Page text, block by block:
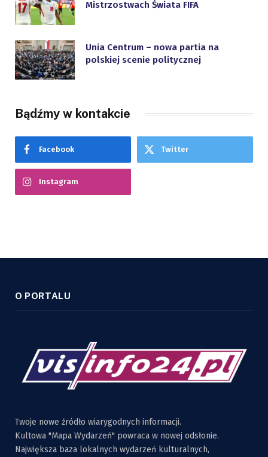
Mistrzostwach Świata FIFA
Unia Centrum – nowa partia na
polskiej scenie politycznej
Bądźmy w kontakcie
Facebook Twitter
Instagram
O PORTALU
Twoje nowe źródło wiarygodnych informacji.
Kultowa "Mapa Wydarzeń" powraca w nowej odsłonie.
Największa baza lokalnych wydarzeń kulturalnych,